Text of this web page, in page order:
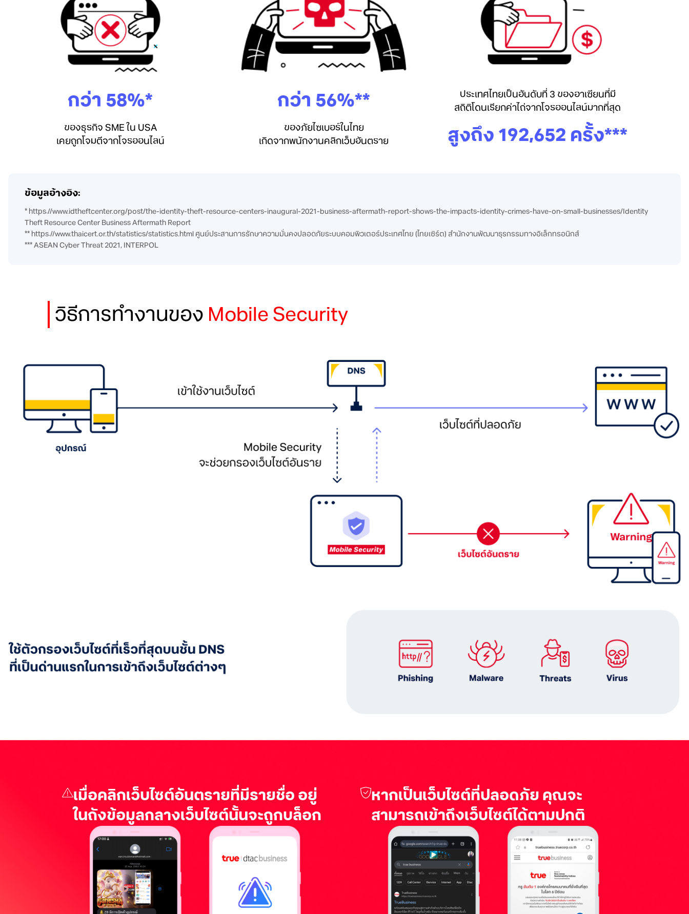
กว่า 58%*
ของธุรกิจ SME ใน USA
เคยถูกโจมตีจากโจรออนไลน์
กว่า 56%**
ของภัยไซเบอร์ในไทย
เกิดจากพนักงานคลิกเว็บอันตราย
ประเทศไทยเป็นอันดับที่ 3 ของอาเซียนที่มี
สถิติโดนเรียกค่าไถ่จากโจรออนไลน์มากที่สุด
สูงถึง 192,652 ครั้ง***
ข้อมูลอ้างอิง:
* https://www.idtheftcenter.org/post/the-identity-theft-resource-centers-inaugural-2021-business-aftermath-report-shows-the-impacts-identity-crimes-have-on-small-businesses/​Identity
Theft Resource Center Business Aftermath Report​
** https://www.thaicert.or.th/statistics/statistics.html​ ศูนย์ประสานการรักษาความมั่นคงปลอดภัยระบบคอมพิวเตอร์ประเทศไทย (ไทยเซิร์ต)​ สำนักงานพัฒนาธุรกรรมทางอิเล็กทรอนิกส์​
*** ASEAN Cyber Threat 2021, INTERPOL
วิธีการทำงานของMobile Security
เมื่อคลิกเว็บไซต์อันตรายที่มีรายชื่อ อยู่
ในถังข้อมูลกลางเว็บไซต์นั้นจะถูกบล็อก
หากเป็นเว็บไซต์ที่ปลอดภัย คุณจะ
สามารถเข้าถึงเว็บไซต์ได้ตามปกติ